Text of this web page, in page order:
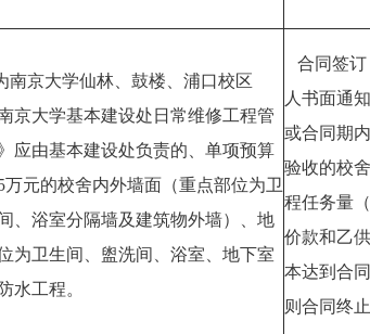
南京大学仙林、鼓楼、浦口校区
京大学基本建设处日常维修工程管
应由基本建设处负责的、单项预算
万元的校舍内外墙面（重点部位为卫
、浴室分隔墙及建筑物外墙）、地
为卫生间、盥洗间、浴室、地下室
水工程。
合同签订
人书面通
或合同期
验收的校
程任务量
价款和乙
本达到合
则合同终